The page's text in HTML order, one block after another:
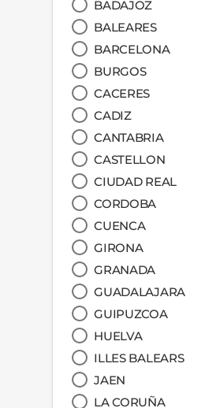
BADAJOZ
BALEARES
BARCELONA
BURGOS
CACERES
CADIZ
CANTABRIA
CASTELLON
CIUDAD REAL
CORDOBA
CUENCA
GIRONA
GRANADA
GUADALAJARA
GUIPUZCOA
HUELVA
ILLES BALEARS
JAEN
LA CORUÑA